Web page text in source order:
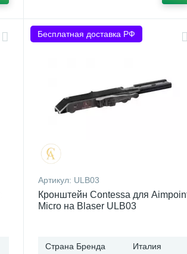
Бесплатная доставка РФ
Артикул: ULB03
Кронштейн Contessa для
Micro на Blaser ULB03
Страна Бренда
Италия